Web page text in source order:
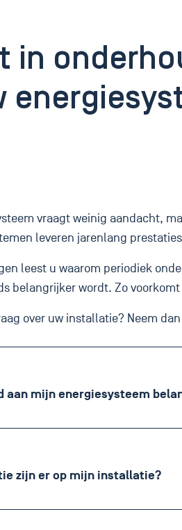
in
vraagt weinig aandacht,
leveren jarenlang
leest u waarom periodiek
belangrijker wordt. Zo
over uw installatie? Neem
aan mijn energiesysteem
zijn er op mijn installatie?